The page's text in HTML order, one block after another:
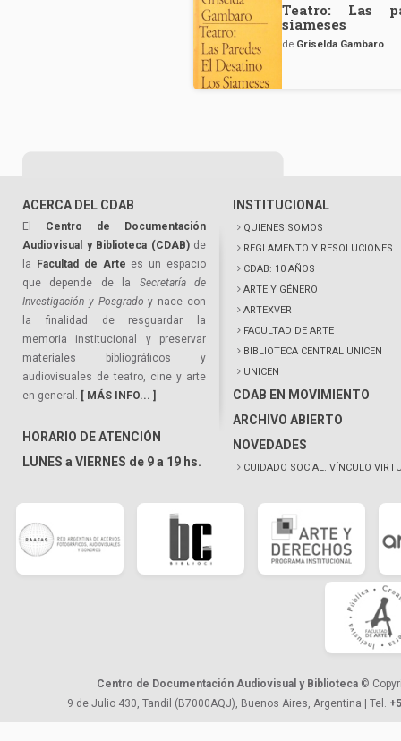
Teatro: Las
siameses
de Griselda Gambaro
ACERCA DEL CDAB
El Centro de Documentación
Audiovisual y Biblioteca (CDAB)de
la
Facultad de Arte es un espacio
que depende de la Secretaría de
Investigación y Posgrado y nace con
la finalidad de resguardar la
memoria institucional y preservar
materiales bibliográficos y
audiovisuales de teatro, cine y arte
en general. [ MÁS INFO... ]
HORARIO DE ATENCIÓN
LUNES a VIERNES de 9 a 19 hs.
INSTITUCIONAL
QUIENES SOMOS
REGLAMENTO Y RESOLUCIONES
CDAB: 10 AÑOS
ARTE Y GÉNERO
ARTEXVER
FACULTAD DE ARTE
BIBLIOTECA CENTRAL UNICEN
UNICEN
CDAB EN MOVIMIENTO
ARCHIVO ABIERTO
NOVEDADES
CUIDADO SOCIAL. VÍNCULO
Centro de Documentación Audiovisual y Biblioteca ©
9 de Julio 430, Tandil (B7000AQJ), Buenos Aires, Argentina | Tel.